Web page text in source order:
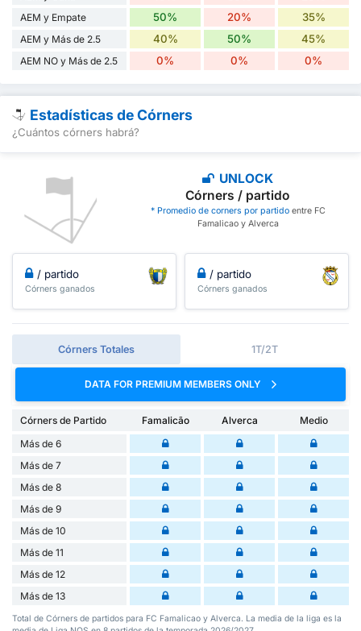
AEM y Empate 50% 20% 35%
AEM y Más de 2.5 40% 50% 45%
AEM NO y Más de 2.5 0% 0% 0%
Estadísticas de Córners
¿Cuántos córners habrá?
UNLOCK
Córners / partido
* Promedio de corners por partidoentre FC
Famalicao y Alverca
/ partido
Córners ganados
/ partido
Córners ganados
Córners Totales 1T/2T
DATA FOR PREMIUM MEMBERS ONLY
Córners de Partido Famalicão Alverca
Medio
Más de 6
Más de 7
Más de 8
Más de 9
Más de 10
Más de 11
Más de 12
Más de 13
Total de Córners de partidos para FC Famalicao y Alverca. La media de la liga es la